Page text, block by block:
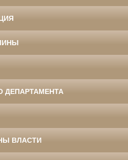
ДЕПАРТАМЕНТА
ВЛАСТИ